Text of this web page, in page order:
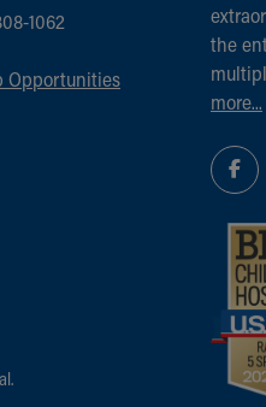
1062
Opportunities
the
more...